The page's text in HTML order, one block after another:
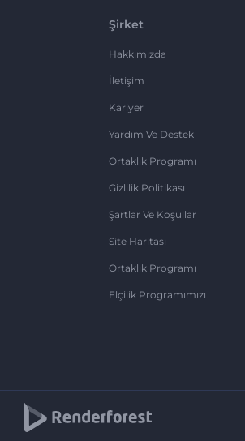
Şirket
Hakkımızda
İletişim
Kariyer
Yardım Ve Destek
Ortaklık Programı
Gizlilik Politikası
Şartlar Ve Koşullar
Site Haritası
Ortaklık Programı
Elçilik Programımızı